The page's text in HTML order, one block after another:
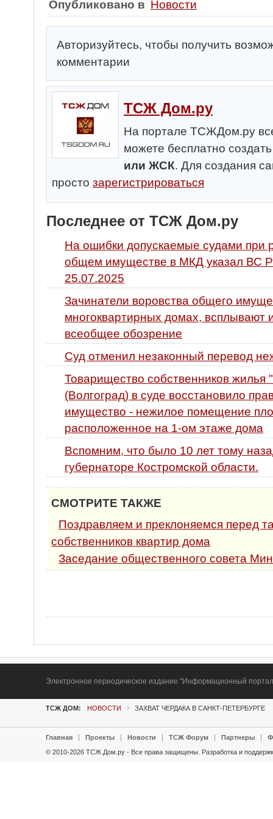
Опубликовано в Новости
Авторизуйтесь, чтобы получить
комментарии
ТСЖ Дом.ру
На портале ТСЖДом.ру
можете бесплатно
или ЖСК. Для создания
просто зарегистрироваться
Последнее от ТСЖ Дом.ру
На ошибки допускаемые судами при
общем имуществе в МКД указал ВС
25.07.2025
Зачинатели воровства общего
многоквартирных домах, всплывают
всеобщее обозрение
Суд отменил незаконный перевод
Товарищество собственников жилья
(Волгоград) в суде восстановило
имущество - нежилое помещение
расположенное на 1-ом этаже дома
Вспомним, что было 10 лет тому
губернаторе Костромской области.
СМОТРИТЕ ТАКЖЕ
Поздравляем и преклоняемся перед
собственников квартир дома
Заседание общественного совета
Электронное периодическое издание "Информационный
ТСЖ ДОМ: НОВОСТИ ЗАХВАТ ЧЕРДАКА В САНКТ-ПЕТЕРБУРГЕ
Главная Проекты Новости ТСЖ Форум Партнеры
© 2010-2026 ТСЖ Дом.ру - Все права защищены. Разработка и